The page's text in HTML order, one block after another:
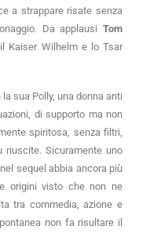
a strappare risate senza
Da applausi Tom
Kaiser Wilhelm e lo Tsar
sua Polly, una donna anti
di supporto ma non
spiritosa, senza filtri,
riuscite. Sicuramente uno
sequel abbia ancora più
origini visto che non ne
tra commedia, azione e
non fa risultare il